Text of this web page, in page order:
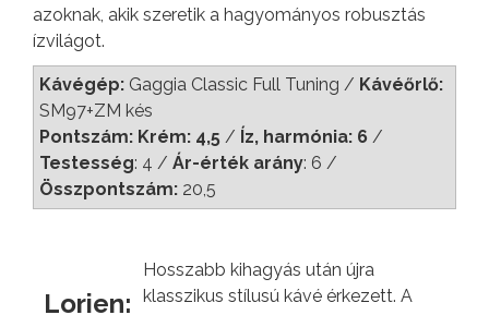
azoknak, akik szeretik a hagyományos robusztás
ízvilágot.
Kávégép: Gaggia Classic Full Tuning / Kávéőrlő:
SM97+ZM kés
Pontszám: Krém: 4,5 / Íz, harmónia: 6 /
Testesség: 4 / Ár-érték arány: 6 /
Összpontszám: 20,5
Lorien:
Hosszabb kihagyás után újra
klasszikus stílusú kávé érkezett. A